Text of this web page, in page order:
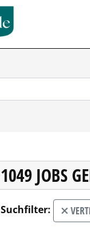
1049 JOBS
Suchfilter: